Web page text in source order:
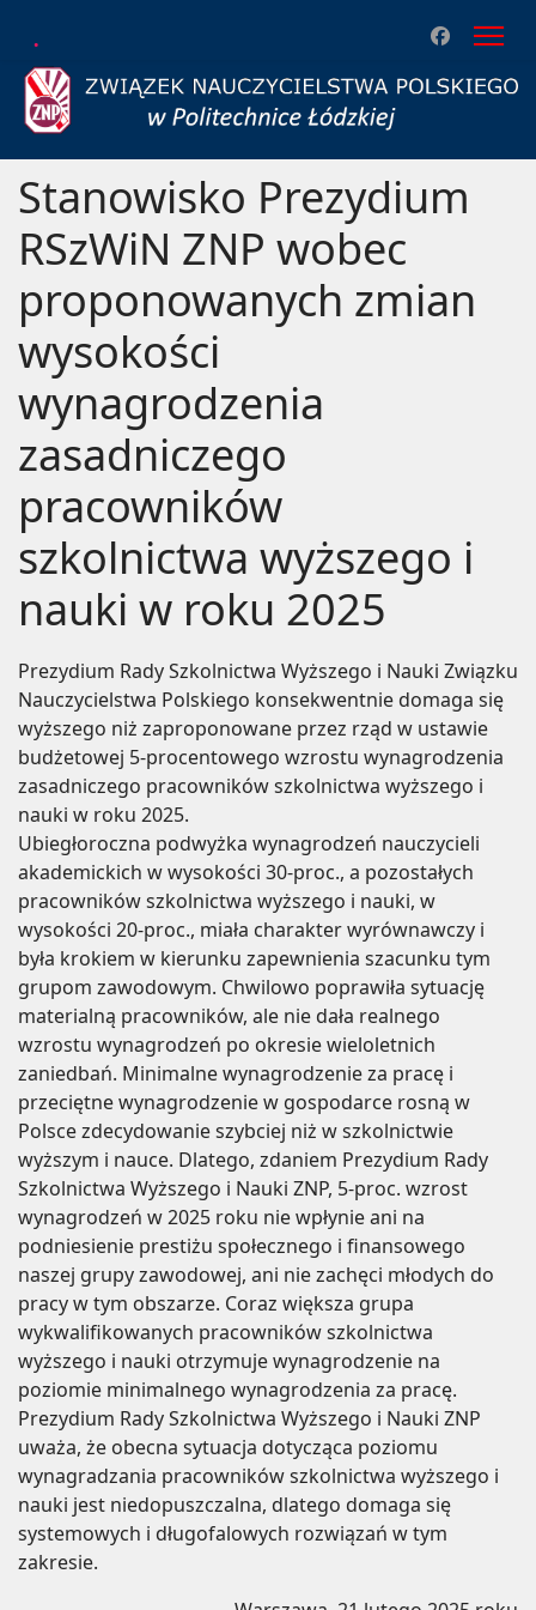
.
Stanowisko Prezydium
RSzWiN ZNP wobec
proponowanych zmian
wysokości
wynagrodzenia
zasadniczego
pracowników
szkolnictwa wyższego i
nauki w roku 2025
Prezydium Rady Szkolnictwa Wyższego i Nauki Związku
Nauczycielstwa Polskiego konsekwentnie domaga się
wyższego niż zaproponowane przez rząd w ustawie
budżetowej 5-procentowego wzrostu wynagrodzenia
zasadniczego pracowników szkolnictwa wyższego i
nauki w roku 2025.
Ubiegłoroczna podwyżka wynagrodzeń nauczycieli
akademickich w wysokości 30-proc., a pozostałych
pracowników szkolnictwa wyższego i nauki, w
wysokości 20-proc., miała charakter wyrównawczy i
była krokiem w kierunku zapewnienia szacunku tym
grupom zawodowym. Chwilowo poprawiła sytuację
materialną pracowników, ale nie dała realnego
wzrostu wynagrodzeń po okresie wieloletnich
zaniedbań. Minimalne wynagrodzenie za pracę i
przeciętne wynagrodzenie w gospodarce rosną w
Polsce zdecydowanie szybciej niż w szkolnictwie
wyższym i nauce. Dlatego, zdaniem Prezydium Rady
Szkolnictwa Wyższego i Nauki ZNP, 5-proc. wzrost
wynagrodzeń w 2025 roku nie wpłynie ani na
podniesienie prestiżu społecznego i finansowego
naszej grupy zawodowej, ani nie zachęci młodych do
pracy w tym obszarze. Coraz większa grupa
wykwalifikowanych pracowników szkolnictwa
wyższego i nauki otrzymuje wynagrodzenie na
poziomie minimalnego wynagrodzenia za pracę.
Prezydium Rady Szkolnictwa Wyższego i Nauki ZNP
uważa, że obecna sytuacja dotycząca poziomu
wynagradzania pracowników szkolnictwa wyższego i
nauki jest niedopuszczalna, dlatego domaga się
systemowych i długofalowych rozwiązań w tym
zakresie.